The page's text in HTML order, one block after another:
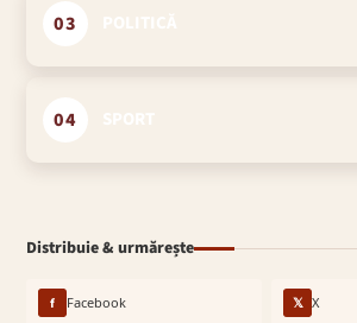
03
04
Distribuie & urmărește
f Facebook 𝕏 X